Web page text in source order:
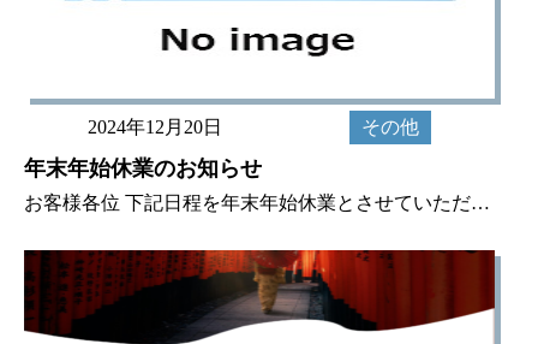
2024年12月20日 その他
年末年始休業のお知らせ
お客様各位 下記日程を年末年始休業とさせていただきます。期間中にいただきましたご連絡等につきましては、1/6（月）より順次対応させていただきますので、あらかじめご了承ください。 ●年末年始休業期間2024年12月27日（